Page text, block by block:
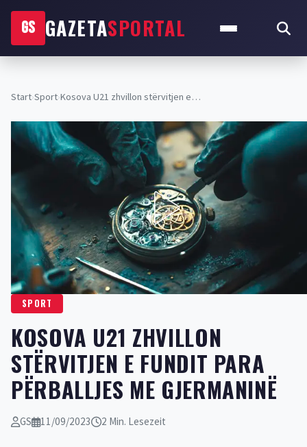
GS GAZETASPORTAL
Start›Sport›Kosova U21 zhvillon stërvitjen e…
SPORT
KOSOVA U21 ZHVILLON
STËRVITJEN E FUNDIT PARA
PËRBALLJES ME GJERMANINË
GS 11/09/2023 2 Min. Lesezeit